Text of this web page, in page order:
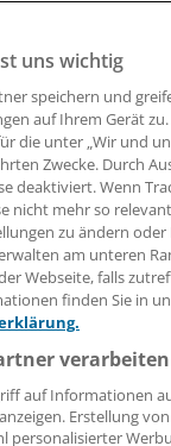
Wunsch, die
11:11 Uhr
hatten
uns wichtig
speichern und
auf Ihrem Gerät
die unter „Wir und
Zwecke. Durch
deaktiviert. Wenn
nicht mehr so
zu ändern
am unteren
Webseite, falls
finden Sie in
auf Informationen
Erstellung
personalisierter